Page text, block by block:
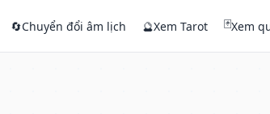
🔄Chuyển đổi âm lịch 🔮Xem Tarot 🃏Xem